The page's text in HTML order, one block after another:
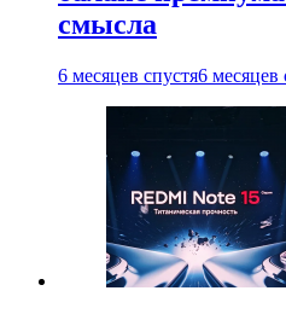
смысла
6 месяцев спустя6 месяцев